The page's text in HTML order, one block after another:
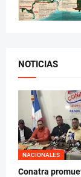
NOTICIAS
NACIONALES
Conatra